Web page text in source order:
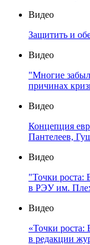
Видео
Защитить и
Видео
"Многие
причинах
Видео
Концепция
Пантелеев,
Видео
"Точки роста:
в РЭУ им.
Видео
«Точки роста:
в редакции